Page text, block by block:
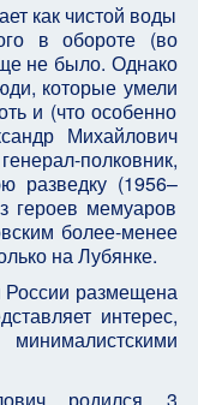
как чистой воды
в обороте (во
не было. Однако
которые умели
и (что особенно
Михайлович
полковник,
разведку (1956–
героев мемуаров
более-менее
на Лубянке.
России размещена
интерес,